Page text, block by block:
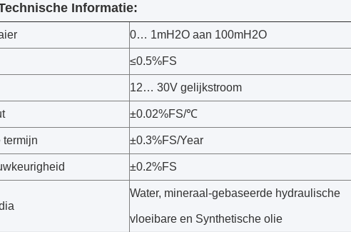
Informatie:
0… 1mH2O aan 100mH2O
≤0.5%FS
12… 30V gelijkstroom
±0.02%FS/℃
termijn ±0.3%FS/Year
±0.2%FS
Water, mineraal-gebaseerde hydraulische
vloeibare en Synthetische olie